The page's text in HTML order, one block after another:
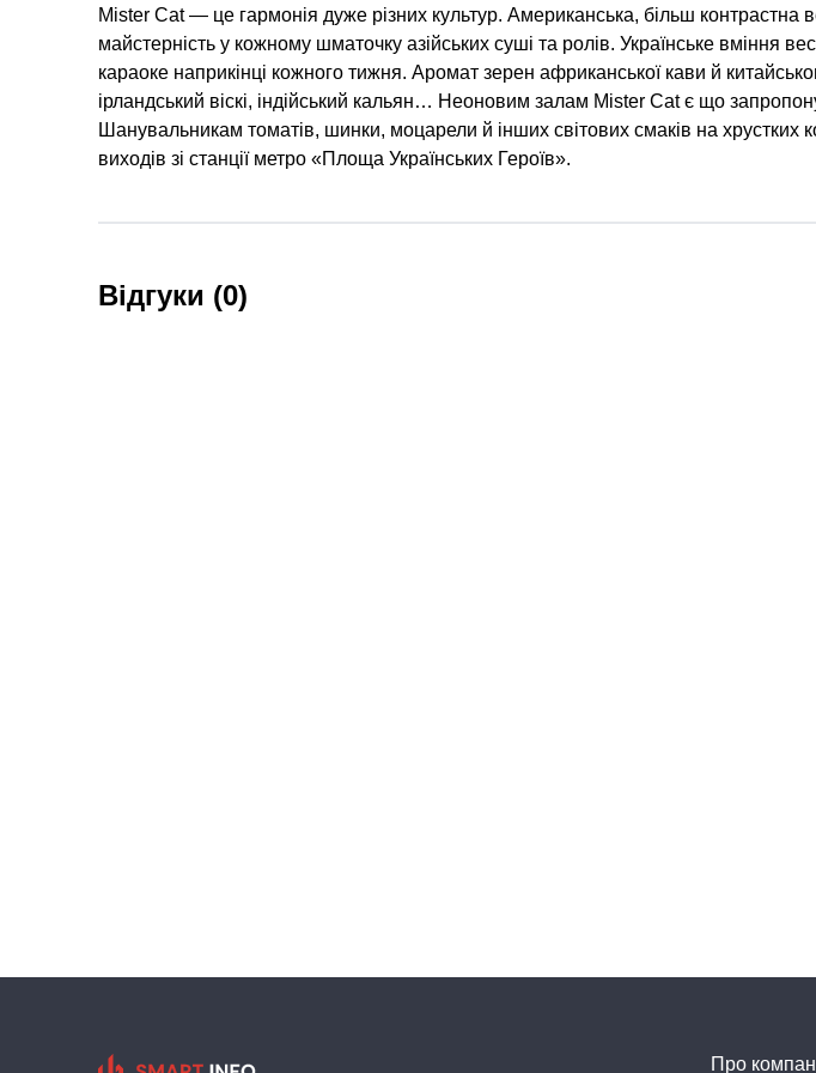
Mister Cat — це гармонія дуже різних культур. Американська, більш контрастна
майстерність у кожному шматочку азійських суші та ролів. Українське вміння
караоке наприкінці кожного тижня. Аромат зерен африканської кави й
ірландський віскі, індійський кальян… Неоновим залам Mister Cat є що
Шанувальникам томатів, шинки, моцарели й інших світових смаків на хрустких
виходів зі станції метро «Площа Українських Героїв».
Відгуки (0)
Про